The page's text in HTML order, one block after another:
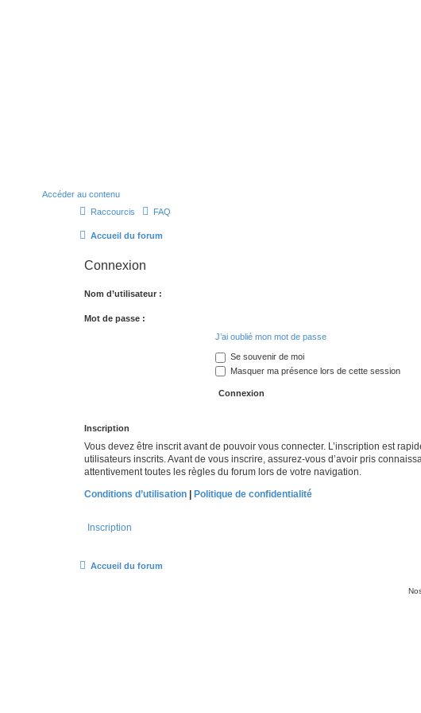
Accéder au contenu
Raccourcis FAQ
Accueil du forum
Connexion
Nom d’utilisateur :
Mot de passe :
J’ai oublié mon mot de passe
Se souvenir de moi
Masquer ma présence lors de cette session
Inscription
Vous devez être inscrit avant de pouvoir vous connecter. L’inscription est
utilisateurs inscrits. Avant de vous inscrire, assurez-vous d’avoir pris
attentivement toutes les règles du forum lors de votre navigation.
Conditions d’utilisation | Politique de confidentialité
Inscription
Accueil du forum